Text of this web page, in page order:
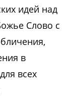
идей над
Слово с
в
всех